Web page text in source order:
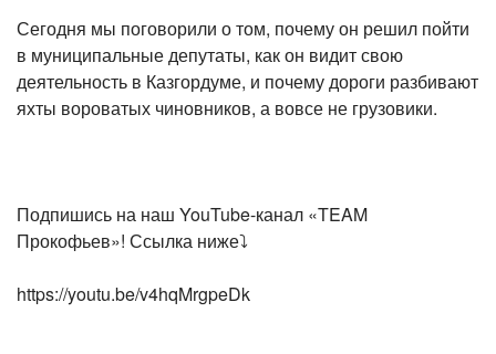
Сегодня мы поговорили о том, почему он решил пойти
в муниципальные депутаты, как он видит свою
деятельность в Казгордуме, и почему дороги разбивают
яхты вороватых чиновников, а вовсе не грузовики.
Подпишись на наш YouTube-канал «TEAM
Прокофьев»! Ссылка ниже⤵
https://youtu.be/v4hqMrgpeDk